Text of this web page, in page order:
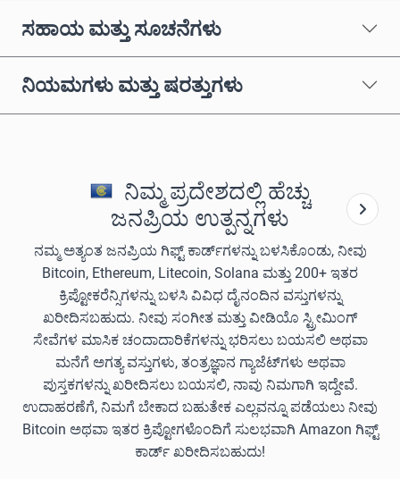
ಸಹಾಯ ಮತ್ತು ಸೂಚನೆಗಳು
ನಿಯಮಗಳು ಮತ್ತು ಷರತ್ತುಗಳು
ನಿಮ್ಮ ಪ್ರದೇಶದಲ್ಲಿ ಹೆಚ್ಚು
ಜನಪ್ರಿಯ ಉತ್ಪನ್ನಗಳು
ನಮ್ಮ ಅತ್ಯಂತ ಜನಪ್ರಿಯ ಗಿಫ್ಟ್ ಕಾರ್ಡ್‌ಗಳನ್ನು ಬಳಸಿಕೊಂಡು, ನೀವು
Bitcoin, Ethereum, Litecoin, Solana ಮತ್ತು 200+ ಇತರ
ಕ್ರಿಪ್ಟೋಕರೆನ್ಸಿಗಳನ್ನು ಬಳಸಿ ವಿವಿಧ ದೈನಂದಿನ ವಸ್ತುಗಳನ್ನು
ಖರೀದಿಸಬಹುದು. ನೀವು ಸಂಗೀತ ಮತ್ತು ವೀಡಿಯೊ ಸ್ಟ್ರೀಮಿಂಗ್
ಸೇವೆಗಳ ಮಾಸಿಕ ಚಂದಾದಾರಿಕೆಗಳನ್ನು ಭರಿಸಲು ಬಯಸಲಿ ಅಥವಾ
ಮನೆಗೆ ಅಗತ್ಯ ವಸ್ತುಗಳು, ತಂತ್ರಜ್ಞಾನ ಗ್ಯಾಜೆಟ್‌ಗಳು ಅಥವಾ
ಪುಸ್ತಕಗಳನ್ನು ಖರೀದಿಸಲು ಬಯಸಲಿ, ನಾವು ನಿಮಗಾಗಿ ಇದ್ದೇವೆ.
ಉದಾಹರಣೆಗೆ, ನಿಮಗೆ ಬೇಕಾದ ಬಹುತೇಕ ಎಲ್ಲವನ್ನೂ ಪಡೆಯಲು ನೀವು
Bitcoin ಅಥವಾ ಇತರ ಕ್ರಿಪ್ಟೋಗಳೊಂದಿಗೆ ಸುಲಭವಾಗಿ Amazon ಗಿಫ್ಟ್
ಕಾರ್ಡ್ ಖರೀದಿಸಬಹುದು!